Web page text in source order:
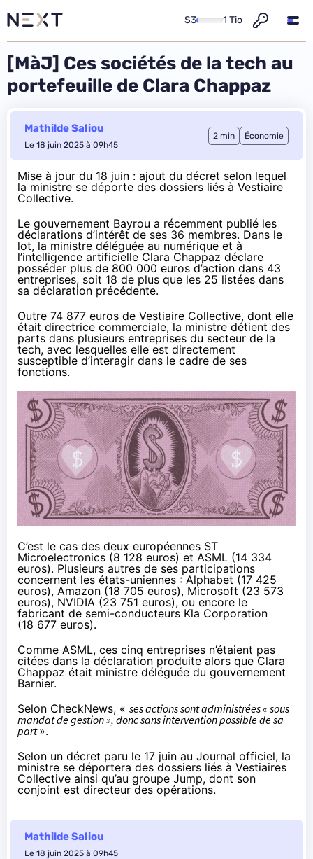
S3 1 Tio
[MàJ] Ces sociétés de la tech au
portefeuille de Clara Chappaz
Mathilde Saliou
Le 18 juin 2025 à 09h45
2 min Économie
Mise à jour du 18 juin : ajout du décret selon lequel
la ministre se déporte des dossiers liés à Vestiaire
Collective.
Le gouvernement Bayrou a récemment publié les
déclarations d’intérêt de ses 36 membres. Dans le
lot, la ministre déléguée au numérique et à
l’intelligence artificielle Clara Chappaz déclare
posséder plus de 800 000 euros d’action dans 43
entreprises, soit 18 de plus que les 25 listées dans
sa déclaration précédente.
Outre 74 877 euros de Vestiaire Collective, dont elle
était directrice commerciale, la ministre détient des
parts dans plusieurs entreprises du secteur de la
tech, avec lesquelles elle est directement
susceptible d’interagir dans le cadre de ses
fonctions.
C’est le cas des deux européennes ST
Microelectronics (8 128 euros) et ASML (14 334
euros). Plusieurs autres de ses participations
concernent les états-uniennes : Alphabet (17 425
euros), Amazon (18 705 euros), Microsoft (23 573
euros), NVIDIA (23 751 euros), ou encore le
fabricant de semi-conducteurs Kla Corporation
(18 677 euros).
Comme ASML, ces cinq entreprises n’étaient pas
citées dans la déclaration produite alors que Clara
Chappaz était ministre déléguée du gouvernement
Barnier.
Selon CheckNews, « ses actions sont administrées « sous
mandat de gestion », donc sans intervention possible de sa
part».
Selon un décret paru le 17 juin au Journal officiel, la
ministre se déportera des dossiers liés à Vestiaires
Collective ainsi qu’au groupe Jump, dont son
conjoint est directeur des opérations.
Mathilde Saliou
Le 18 juin 2025 à 09h45